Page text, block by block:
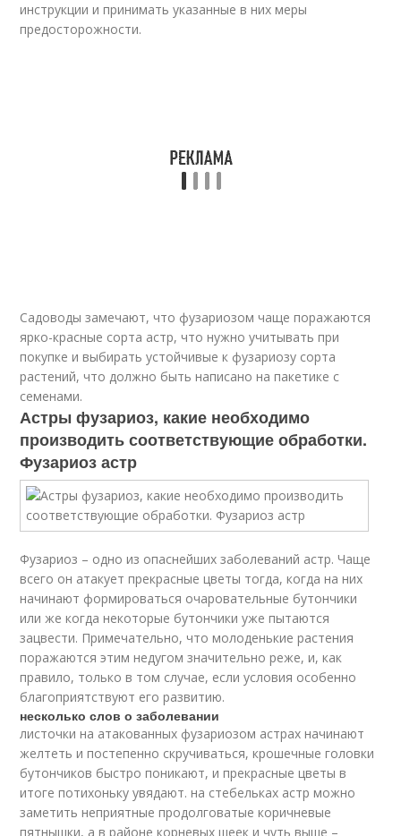
инструкции и принимать указанные в них меры
предосторожности.
Садоводы замечают, что фузариозом чаще поражаются
ярко-красные сорта астр, что нужно учитывать при
покупке и выбирать устойчивые к фузариозу сорта
растений, что должно быть написано на пакетике с
семенами.
Астры фузариоз, какие необходимо
производить соответствующие обработки.
Фузариоз астр
Фузариоз – одно из опаснейших заболеваний астр. Чаще
всего он атакует прекрасные цветы тогда, когда на них
начинают формироваться очаровательные бутончики
или же когда некоторые бутончики уже пытаются
зацвести. Примечательно, что молоденькие растения
поражаются этим недугом значительно реже, и, как
правило, только в том случае, если условия особенно
благоприятствуют его развитию.
несколько слов о заболевании
листочки на атакованных фузариозом астрах начинают
желтеть и постепенно скручиваться, крошечные головки
бутончиков быстро поникают, и прекрасные цветы в
итоге потихоньку увядают. на стебельках астр можно
заметить неприятные продолговатые коричневые
пятнышки, а в районе корневых шеек и чуть выше –